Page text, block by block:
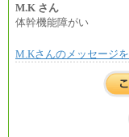
ざいま
M.K さん
体幹機能障がい
M.Kさんのメッセージ